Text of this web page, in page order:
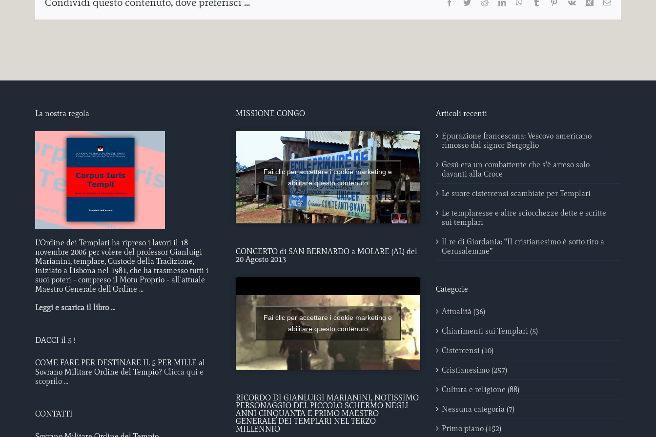
Facebook
TwitterRedditLinkedInWhatsApp
Tumblr Pinterest
Vk Xing Email
La nostra regola
L'Ordine dei Templari ha ripreso i lavori il 18
novembre 2006 per volere del professor Gianluigi
Marianini, templare, Custode della Tradizione,
iniziato a Lisbona nel 1981, che ha trasmesso tutti i
suoi poteri - compreso il Motu Proprio - all'attuale
Maestro Generale dell'Ordine ...
Leggi e scarica il libro ...
DACCI il 5 !
COME FARE PER DESTINARE IL 5 PER MILLE al
Sovrano Militare Ordine del Tempio? Clicca qui e
scoprilo ...
CONTATTI
MISSIONE CONGO
Fai clic per accettare i cookie marketing e
abilitare questo contenuto
CONCERTO di SAN BERNARDO a MOLARE (AL) del
20 Agosto 2013
Fai clic per accettare i cookie marketing e
abilitare questo contenuto
RICORDO DI GIANLUIGI MARIANINI, NOTISSIMO
PERSONAGGIO DEL PICCOLO SCHERMO NEGLI
ANNI CINQUANTA E PRIMO MAESTRO
GENERALE DEI TEMPLARI NEL TERZO
MILLENNIO
Articoli recenti
Epurazione francescana: Vescovo americano
rimosso dal signor Bergoglio
Gesù era un combattente che s’è arreso solo
davanti alla Croce
Le suore cistercensi scambiate per Templari
Le templaresse e altre sciocchezze dette e scritte
sui templari
Il re di Giordania: “Il cristianesimo è sotto tiro a
Gerusalemme”
Categorie
Attualità (36)
Chiarimenti sui Templari (5)
Cistercensi (10)
Cristianesimo (257)
Cultura e religione (88)
Nessuna categoria (7)
Primo piano (152)